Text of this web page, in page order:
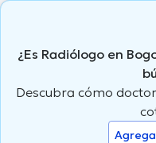
¿Es Radiólogo en
Descubra cómo